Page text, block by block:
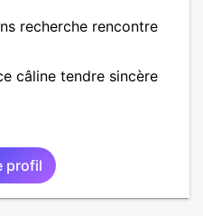
recherche rencontre
câline tendre sincère
profil